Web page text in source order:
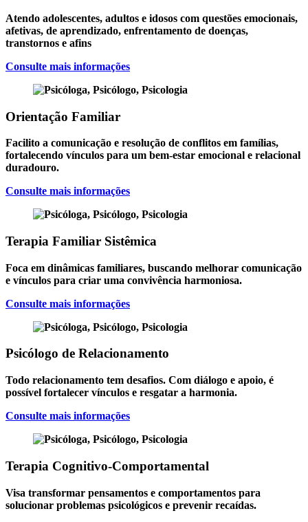
Atendo adolescentes, adultos e idosos com questões emocionais,
afetivas, de aprendizado, enfrentamento de doenças,
transtornos e afins
Consulte mais informações
Orientação Familiar
Facilito a comunicação e resolução de conflitos em famílias,
fortalecendo vínculos para um bem-estar emocional e relacional
duradouro.
Consulte mais informações
Terapia Familiar Sistêmica
Foca em dinâmicas familiares, buscando melhorar comunicação
e vínculos para criar uma convivência harmoniosa.
Consulte mais informações
Psicólogo de Relacionamento
Todo relacionamento tem desafios. Com diálogo e apoio, é
possível fortalecer vínculos e resgatar a harmonia.
Consulte mais informações
Terapia Cognitivo-Comportamental
Visa transformar pensamentos e comportamentos para
solucionar problemas psicológicos e prevenir recaídas.